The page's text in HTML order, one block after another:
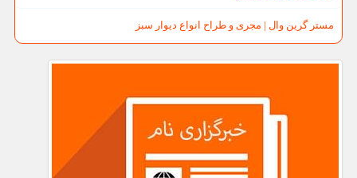
مستر گرین وال | مجری و طراح انواع دیوار سبز